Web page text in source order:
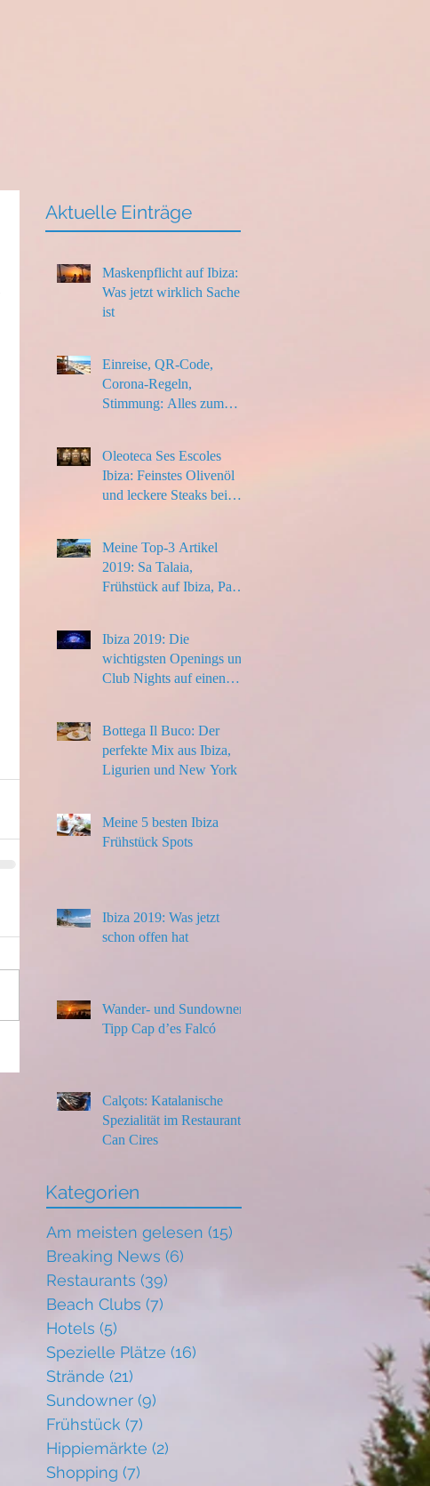
Aktuelle Einträge
Maskenpflicht auf Ibiza:
Was jetzt wirklich Sache
ist
Einreise, QR-Code,
Corona-Regeln,
Stimmung: Alles zum
Oleoteca Ses Escoles
Ibiza: Feinstes Olivenöl
und leckere Steaks bei
Meine Top-3 Artikel
2019: Sa Talaia,
Frühstück auf Ibiza, Paella
Ibiza 2019: Die
wichtigsten Openings und
Club Nights auf einen
Bottega Il Buco: Der
perfekte Mix aus Ibiza,
Ligurien und New York
Meine 5 besten Ibiza
Frühstück Spots
Ibiza 2019: Was jetzt
schon offen hat
Wander- und Sundowner-
Tipp Cap d’es Falcó
Calçots: Katalanische
Spezialität im Restaurant
Can Cires
Kategorien
Am meisten gelesen (15)
Breaking News (6)
Restaurants (39)
Beach Clubs (7)
Hotels (5)
Spezielle Plätze (16)
Strände (21)
Sundowner (9)
Frühstück (7)
Hippiemärkte (2)
Shopping (7)